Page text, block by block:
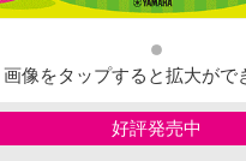
画像をタップすると拡大がで
好評発売中